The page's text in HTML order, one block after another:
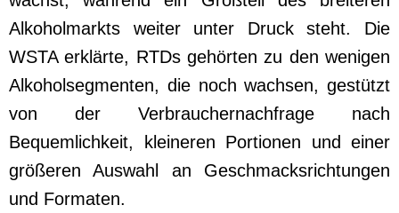
Alkoholmarkts weiter unter Druck steht. Die
WSTA erklärte, RTDs gehörten zu den wenigen
Alkoholsegmenten, die noch wachsen, gestützt
von der Verbrauchernachfrage nach
Bequemlichkeit, kleineren Portionen und einer
größeren Auswahl an Geschmacksrichtungen
und Formaten.